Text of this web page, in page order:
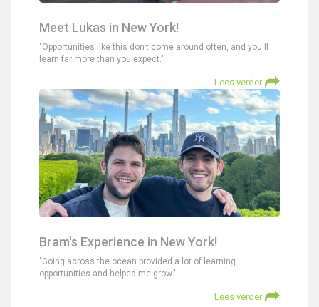
Meet Lukas in New York!
"Opportunities like this don't come around often, and you'll
learn far more than you expect."
Lees verder
Bram's Experience in New York!
"Going across the ocean provided a lot of learning
opportunities and helped me grow."
Lees verder